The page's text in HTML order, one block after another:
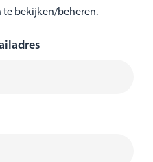
bekijken/beheren.